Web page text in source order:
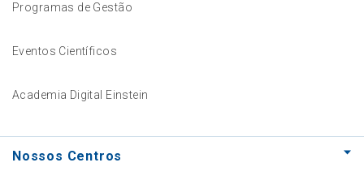
Programas de Gestão
Eventos Científicos
Academia Digital Einstein
Nossos Centros